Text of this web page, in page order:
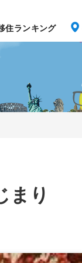
住ランキング
まり